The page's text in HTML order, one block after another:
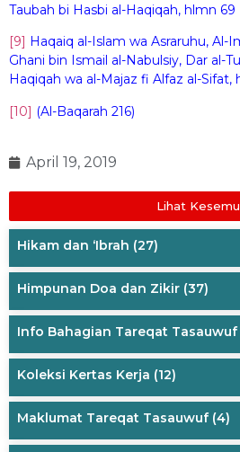
Taubah bi Hasbi al-Haqiqah, hlmn 69
[9] Haqaiq al-Islam wa Asraruhu, Al-
Ghani bin Ismail al-Nabulsiy, Dar al-
Haqiqah wa al-Majaz fi Alfaz al-Sifat,
[10] (Al-Baqarah 216)
April 19, 2019
Lihat
Hikam dan ‘Ibrah (27)
Himpunan Doa dan Zikir (37)
Info Bahagian Tareqat Tasauwuf
Koleksi Kertas Kerja (12)
Maklumat Tareqat Tasauwuf(4)